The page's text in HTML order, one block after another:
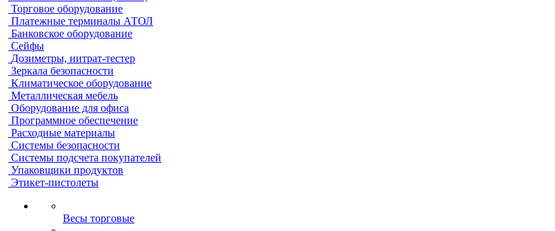
Торговое оборудование
Платежные терминалы АТОЛ
Банковское оборудование
Сейфы
Дозиметры, нитрат-тестер
Зеркала безопасности
Климатическое оборудование
Металлическая мебель
Оборудование для офиса
Программное обеспечение
Расходные материалы
Системы безопасности
Системы подсчета покупателей
Упаковщики продуктов
Этикет-пистолеты
Весы торговые